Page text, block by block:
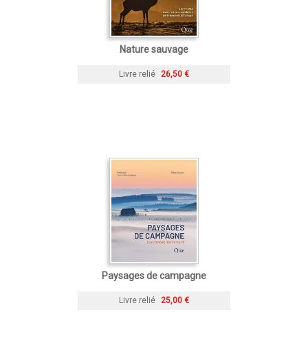
Nature sauvage
Livre relié 26,50 €
Paysages de campagne
Livre relié 25,00 €